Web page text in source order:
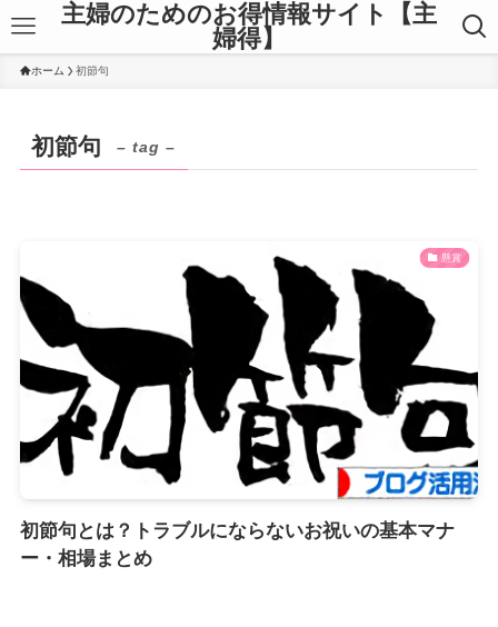
主婦のためのお得情報サイト【主
婦得】
ホーム 初節句
初節句 – tag –
懸賞
初節句とは？トラブルにならないお祝いの基本マナ
ー・相場まとめ